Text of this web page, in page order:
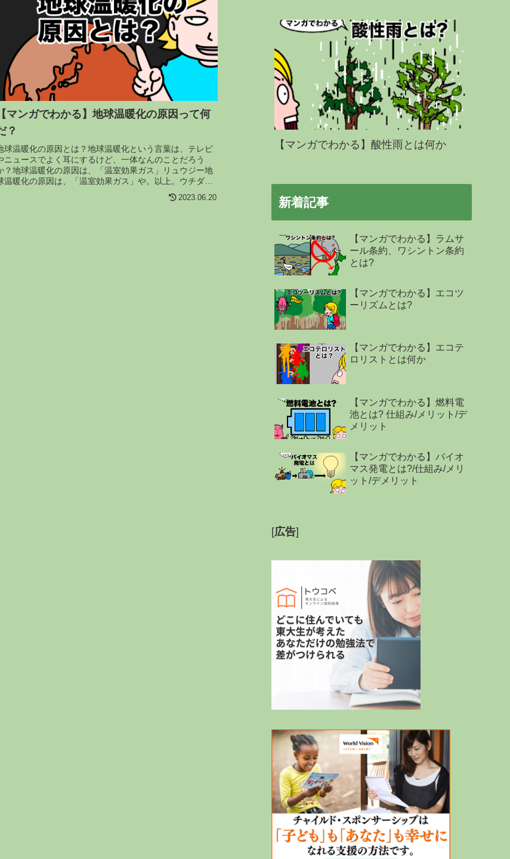
【マンガでわかる】地球温暖化の原因って何
？
球温暖化の原因とは？地球温暖化という言葉は、テレビ
ニュースでよく耳にするけど、一体なんのことだろう
？地球温暖化の原因は、「温室効果ガス」リュウジー地
温暖化の原因は、「温室効果ガス」や。以上。ウチダ
2023.06.20
【マンガでわかる】酸性雨とは何か
新着記事
【マンガでわかる】ラムサ
ール条約、ワシントン条約
とは?
【マンガでわかる】エコツ
ーリズムとは?
【マンガでわかる】エコテ
ロリストとは何か
【マンガでわかる】燃料電
池とは? 仕組み/メリット/デ
メリット
【マンガでわかる】バイオ
マス発電とは?/仕組み/メリ
ット/デメリット
[広告]